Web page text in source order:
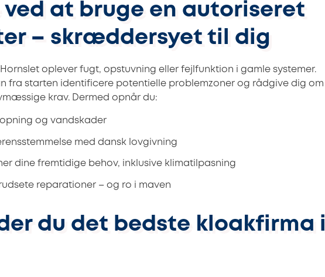
ved at bruge en autoriseret
– skræddersyet til dig
oplever fugt, opstuvning eller fejlfunktion i gamle systemer.
fra starten identificere potentielle problemzoner og rådgive dig om
krav. Dermed opnår du:
og vandskader
med dansk lovgivning
dine fremtidige behov, inklusive klimatilpasning
reparationer – og ro i maven
du det bedste kloakfirma i